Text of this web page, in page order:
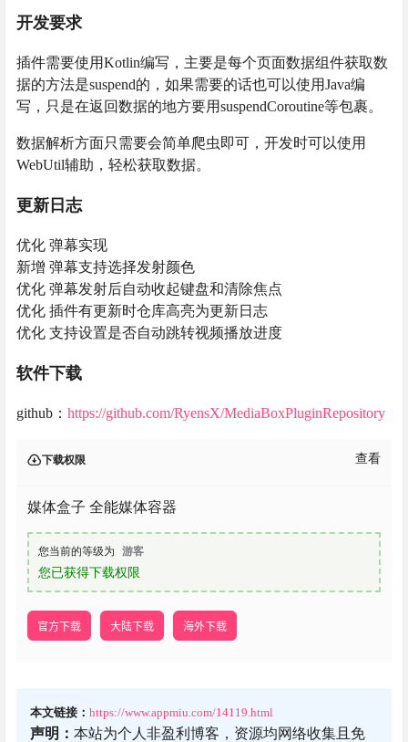
开发要求
插件需要使用Kotlin编写，主要是每个页面数据组件获取数
据的方法是suspend的，如果需要的话也可以使用Java编
写，只是在返回数据的地方要用suspendCoroutine等包裹。
数据解析方面只需要会简单爬虫即可，开发时可以使用
WebUtil辅助，轻松获取数据。
更新日志
优化 弹幕实现
新增 弹幕支持选择发射颜色
优化 弹幕发射后自动收起键盘和清除焦点
优化 插件有更新时仓库高亮为更新日志
优化 支持设置是否自动跳转视频播放进度
软件下载
github： https://github.com/RyensX/MediaBoxPluginRepository
下载权限 查看
媒体盒子 全能媒体容器
您当前的等级为 游客
您已获得下载权限
官方下载 大陆下载 海外下载
本文链接： https://www.appmiu.com/14119.html
声明： 本站为个人非盈利博客，资源均网络收集且免